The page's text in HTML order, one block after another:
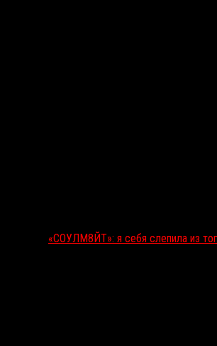
«СОУЛМ8ЙТ»: я себя слепила из